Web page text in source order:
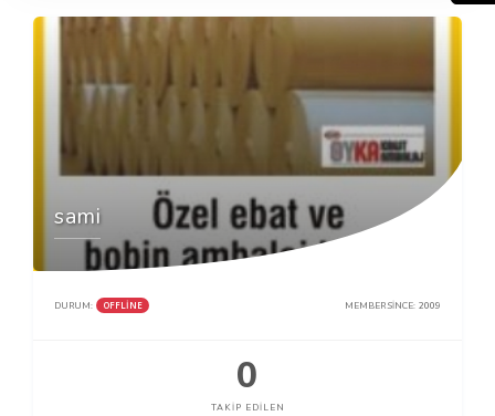
sami
DURUM: OFFLINE MEMBER SINCE: 2009
0
TAKIP EDILEN